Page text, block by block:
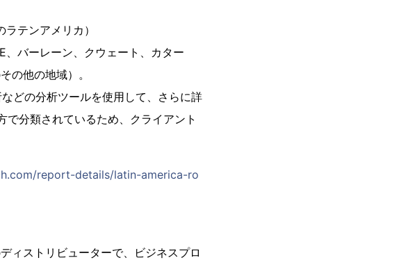
テンアメリカ）
バーレーン、クウェート、カター
の他の地域）。
どの分析ツールを使用して、さらに詳
分類されているため、クライアント
report-details/latin-america-ro
ィストリビューターで、ビジネスプロ